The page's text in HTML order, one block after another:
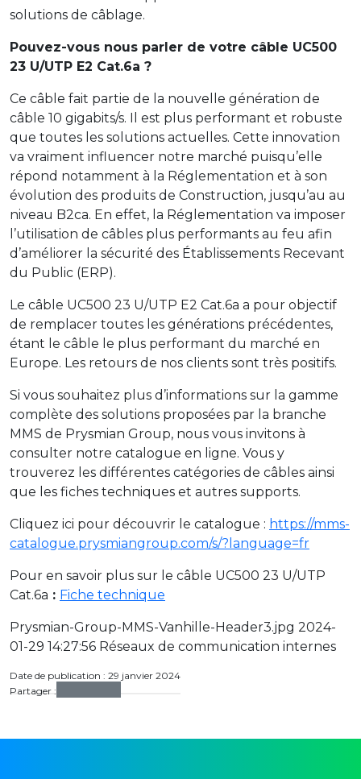
solutions de câblage.
Pouvez-vous nous parler de votre câble UC500
23 U/UTP E2 Cat.6a ?
Ce câble fait partie de la nouvelle génération de
câble 10 gigabits/s. Il est plus performant et robuste
que toutes les solutions actuelles. Cette innovation
va vraiment influencer notre marché puisqu’elle
répond notamment à la Réglementation et à son
évolution des produits de Construction, jusqu’au au
niveau B2ca. En effet, la Réglementation va imposer
l’utilisation de câbles plus performants au feu afin
d’améliorer la sécurité des Établissements Recevant
du Public (ERP).
Le câble UC500 23 U/UTP E2 Cat.6a a pour objectif
de remplacer toutes les générations précédentes,
étant le câble le plus performant du marché en
Europe. Les retours de nos clients sont très positifs.
Si vous souhaitez plus d’informations sur la gamme
complète des solutions proposées par la branche
MMS de Prysmian Group, nous vous invitons à
consulter notre catalogue en ligne. Vous y
trouverez les différentes catégories de câbles ainsi
que les fiches techniques et autres supports.
Cliquez ici pour découvrir le catalogue : https://mms-
catalogue.prysmiangroup.com/s/?language=fr
Pour en savoir plus sur le câble UC500 23 U/UTP
Cat.6a : Fiche technique
Prysmian-Group-MMS-Vanhille-Header3.jpg 2024-
01-29 14:27:56 Réseaux de communication internes
Date de publication : 29 janvier 2024
Partager :